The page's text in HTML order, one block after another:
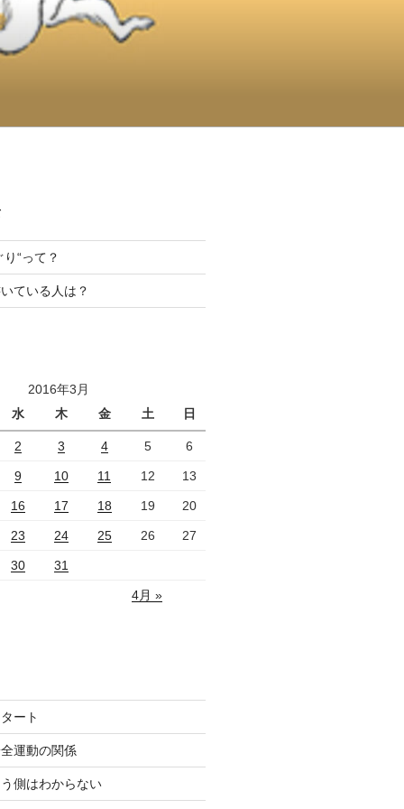
“って？
ている人は？
2016年3月
水
木 金 土 日
2 3 4 5 6
9 10 11 12 13
16 17 18 19 20
23 24 25 26 27
30 31
4月 »
ート
運動の関係
側はわからない